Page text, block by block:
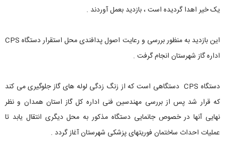
یک خیر اهدا گردیده است ، بازدید بعمل آوردند .
این بازدید به منظور بررسی و رعایت اصول پدافندی محل استقرار دستگاه CPS
اداره گاز شهرستان انجام گرفت .
دستگاه CPS دستگاهی است که از زنگ زدگی لوله های گاز جلوگیری می کند
که قرار شد پس از بررسی مهندسین فنی اداره کل گاز استان همدان و نظر
نهایی آنها در خصوص جانمایی دستگاه مذکور به محل دیگری انتقال یابد تا
عملیات احداث ساختمان فوریتهای پزشکی شهرستان آغاز گردد .